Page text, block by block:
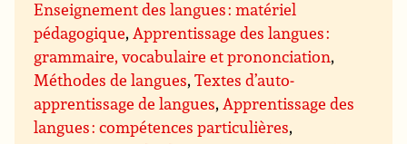
Enseignement des langues : matériel
pédagogique,Apprentissage des langues :
grammaire, vocabulaire et prononciation,
Méthodes de langues,Textes d’auto-
apprentissage de langues,Apprentissage des
langues : compétences particulières,